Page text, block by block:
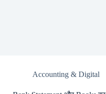
Accounting & Digital